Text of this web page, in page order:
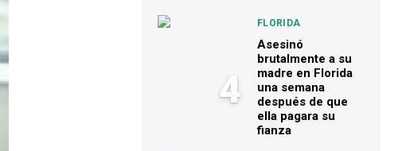
4
FLORIDA
Asesinó
brutalmente a su
madre en Florida
una semana
después de que
ella pagara su
fianza